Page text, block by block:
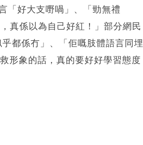
「好大支嘢喎」、「勁無禮
真係以為自己好紅！」部分網民
都係冇」、「佢嘅肢體語言同埋
形象的話，真的要好好學習態度